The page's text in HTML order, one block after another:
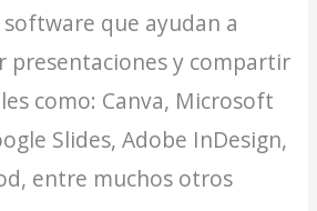
que ayudan a
presentaciones y compartir
como: Canva, Microsoft
Slides, Adobe InDesign,
entre muchos otros